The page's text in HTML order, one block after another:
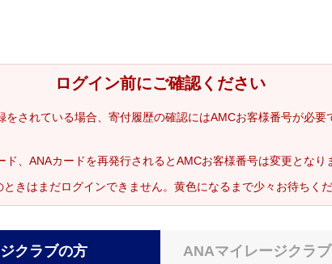
ログイン前にご確認ください
をされている場合、寄付履歴の確認にはAMCお客様番号が必要
、ANAカードを再発行されるとAMCお客様番号は変更となり
きはまだログインできません。黄色になるまで少々お待ちくだ
クラブの方 ANAマイレージクラ